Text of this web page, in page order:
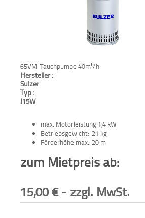
Vibrationstechnik
Sonderaktionen
und
Angebote
Anfahrt
65VM-Tauchpumpe 40m³/h
Hersteller :
Sulzer
Typ :
J15W
max. Motorleistung 1,4 kW
Betriebsgewicht: 21 kg
Förderhöhe max.: 20 m
zum Mietpreis ab:
15,00€- zzgl. MwSt.